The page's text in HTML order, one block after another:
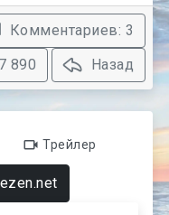
Комментариев: 3
890
Назад
Трейлер